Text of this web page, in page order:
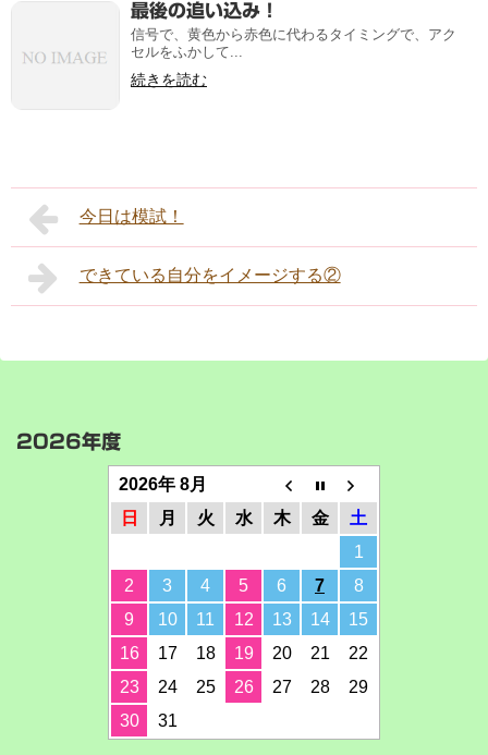
最後の追い込み！
信号で、黄色から赤色に代わるタイミングで、アク
セルをふかして...
続きを読む
今日は模試！
できている自分をイメージする②
2026年度
2026年 8月
日
月 火 水 木 金
土
1
2
3 4 5 6 7
8
9
10 11 12 13 14
15
16
17 18 19 20 21
22
23
24 25 26 27 28
29
30
31